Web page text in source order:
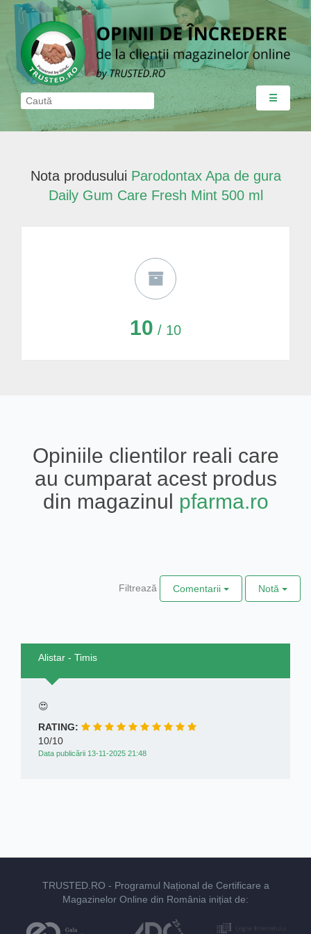
☰
Nota produsului Parodontax Apa de gura
Daily Gum Care Fresh Mint 500 ml
10 / 10
Opiniile clientilor reali care
au cumparat acest produs
din magazinul pfarma.ro
Filtrează Comentarii Notă
Alistar - Timis
😍
RATING:
10/10
Data publicării 13-11-2025 21:48
TRUSTED.RO - Programul Național de Certificare a
Magazinelor Online din România inițiat de: